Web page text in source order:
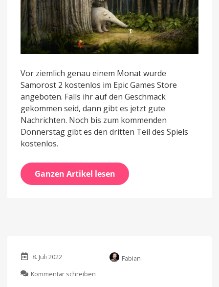
Vor ziemlich genau einem Monat wurde
Samorost 2 kostenlos im Epic Games Store
angeboten. Falls ihr auf den Geschmack
gekommen seid, dann gibt es jetzt gute
Nachrichten. Noch bis zum kommenden
Donnerstag gibt es den dritten Teil des Spiels
kostenlos.
Ganzen Artikel lesen
8. Juli 2022
Fabian
Kommentar schreiben